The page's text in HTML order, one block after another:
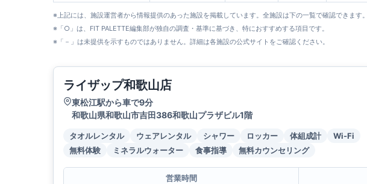
※上記には、施設運営者から情報提供のあった施設を掲載しています。全施設は下の一覧で確認できます。
※「○」は、FIT PALETTE編集部が独自の調査・基準に基づき、特におすすめする項目です。
※「－」は未提供を示すものではありません。詳細は各施設の公式サイトをご確認ください。
ライザップ和歌山店
東松江駅から車で9分
和歌山県和歌山市吉田386和歌山プラザビル1階
タオルレンタル ウェアレンタル シャワー ロッカー 体組成計
Wi-Fi
無料体験
ミネラルウォーター 食事指導 無料カウンセリング
営業時間